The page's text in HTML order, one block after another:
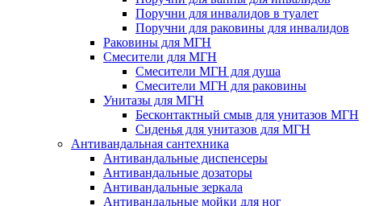
Поручни для инвалидов в туалет
Поручни для раковины для инвалидов
Раковины для МГН
Смесители для МГН
Смесители МГН для душа
Смесители МГН для раковины
Унитазы для МГН
Бесконтактный смыв для унитазов МГН
Сиденья для унитазов для МГН
Антивандальная сантехника
Антивандальные диспенсеры
Антивандальные дозаторы
Антивандальные зеркала
Антивандальные мойки для ног